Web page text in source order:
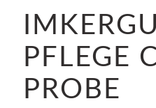
PFLEGE
PROBE